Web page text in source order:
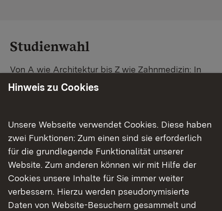
Studienwahl
Von A wie Architektur bis Z wie Zahnmedizin: In
Baden-Württemberg warten unzählige
Studiengangsuche schnell den passenden
Studienplatz. Außerdem gibt's eine Schritt-für-
Schritt-Anleitung zu deinem Traum-Studium.
Finde dein Studium in Baden-Württemberg
Hinweis zu Cookies
Unsere Webseite verwendet Cookies. Diese haben
zwei Funktionen: Zum einen sind sie erforderlich
für die grundlegende Funktionalität unserer
Website. Zum anderen können wir mit Hilfe der
Cookies unsere Inhalte für Sie immer weiter
verbessern. Hierzu werden pseudonymisierte
Daten von Website-Besuchern gesammelt und